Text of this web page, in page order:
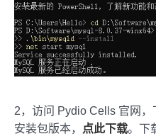
2，访问 Pydio Cells 官网
安装包版本，
点此下载。下